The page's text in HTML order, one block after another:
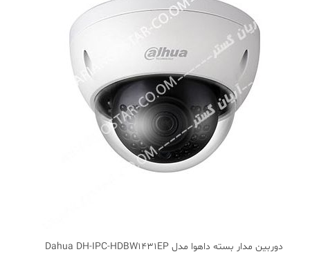
دوربین مدار بسته داهوا مدل Dahua DH-IPC-HDBW1431EP